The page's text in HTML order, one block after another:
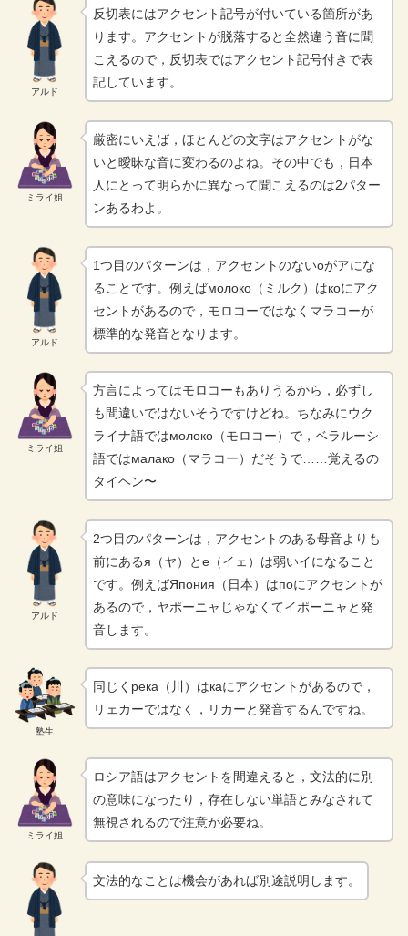
アルド
反切表にはアクセント記号が付いている箇所があ
ります。アクセントが脱落すると全然違う音に聞
こえるので，反切表ではアクセント記号付きで表
記しています。
ミライ姐
厳密にいえば，ほとんどの文字はアクセントがな
いと曖昧な音に変わるのよね。その中でも，日本
人にとって明らかに異なって聞こえるのは2パター
ンあるわよ。
アルド
1つ目のパターンは，アクセントのないоがアにな
ることです。例えばмолоко（ミルク）はкоにアク
セントがあるので，モロコーではなくマラコーが
標準的な発音となります。
ミライ姐
方言によってはモロコーもありうるから，必ずし
も間違いではないそうですけどね。ちなみにウク
ライナ語ではмолоко（モロコー）で，ベラルーシ
語ではмалако（マラコー）だそうで……覚えるの
タイヘン〜
アルド
2つ目のパターンは，アクセントのある母音よりも
前にあるя（ヤ）とе（イェ）は弱いイになること
です。例えばЯпония（日本）はпоにアクセントが
あるので，ヤポーニャじゃなくてイポーニャと発
音します。
塾生
同じくрека（川）はкаにアクセントがあるので，
リェカーではなく，リカーと発音するんですね。
ミライ姐
ロシア語はアクセントを間違えると，文法的に別
の意味になったり，存在しない単語とみなされて
無視されるので注意が必要ね。
文法的なことは機会があれば別途説明します。